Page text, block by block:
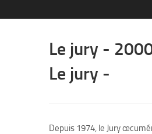
Le jury -
Le jury -
Depuis 1974, le Jury